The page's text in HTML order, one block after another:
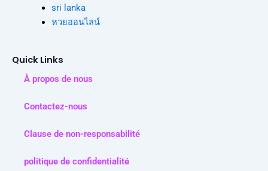
sri lanka
หวยออนไลน์
Quick Links
À propos de nous
Contactez-nous
Clause de non-responsabilité
politique de confidentialité